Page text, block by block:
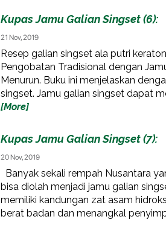
Kupas Jamu Galian Singset (6):
21 Nov, 2019
Resep galian singset ala putri
Pengobatan Tradisional dengan
Menurun. Buku ini menjelaskan
singset. Jamu galian singset dapat
[More]
Kupas Jamu Galian Singset (7):
20 Nov, 2019
Banyak sekali rempah Nusantara
bisa diolah menjadi jamu galian
memiliki kandungan zat asam
berat badan dan menangkal